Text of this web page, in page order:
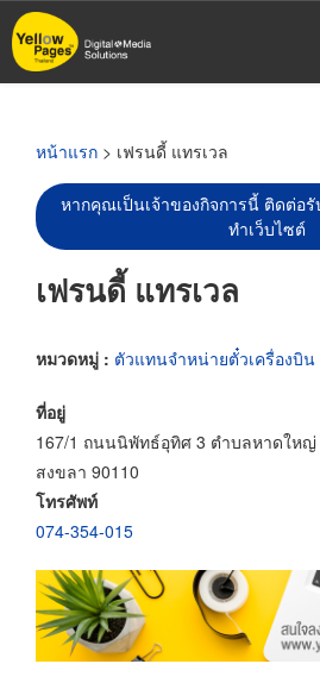
ข้าม
ไป
หน้าแรก > เฟรนดี้ แทรเวล
หากคุณเป็นเจ้าของกิจการนี้ ติดต่อ
ทำเว็บไซต์
เฟรนดี้ แทรเวล
หมวดหมู่ : ตัวแทนจำหน่ายตั๋วเครื่องบิน
ที่อยู่
167/1 ถนนนิพัทธ์อุทิศ 3 ตำบลหาดใหญ่
สงขลา 90110
โทรศัพท์
074-354-015